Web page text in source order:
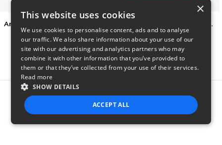
$25
Persian Cat watching Cats TV
$7
Report this product
×
This website uses cookies
We use cookies to personalise content, ads and to analyse
our traffic. We also share information about your use of our
site with our advertising and analytics partners who may
combine it with other information that you’ve provided to
them or that they’ve collected from your use of their services.
Read more
SHOW DETAILS
ACCEPT ALL
STRICTLY NECESSARY PERFORMANCE